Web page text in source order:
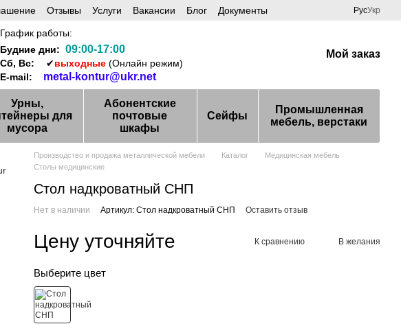
Отзывы Услуги Вакансии Блог
Документы
РусУкр
График работы:
Будние дни:09:00-17:00
Сб, Вс: ✔выходные (Онлайн режим)
E-mail:
metal-kontur@ukr.net
Мой заказ
Урны,
для
мусора
Абонентские
почтовые
шкафы
Сейфы
Промышленная
мебель, верстаки
Производство и продажа металлической мебели Каталог
Медицинская мебель
Столы медицинские
Стол надкроватный СНП
Нет в наличии Артикул: Стол надкроватный СНП Оставить отзыв
Цену уточняйте К сравнению В желания
Выберите цвет